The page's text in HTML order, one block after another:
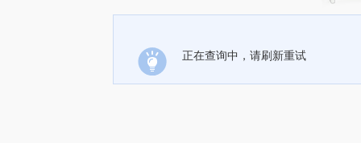
正在查询中，请刷新重试